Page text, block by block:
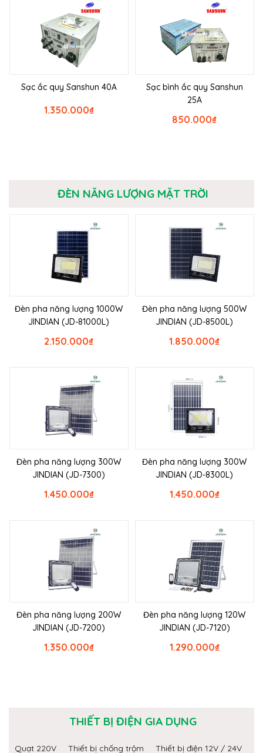
Sạc ắc quy Sanshun 40A
₫
1.350.000
Sạc bình ắc quy Sanshun
25A
₫
850.000
ĐÈN NĂNG LƯỢNG MẶT TRỜI
Đèn pha năng lượng 1000W
JINDIAN (JD-81000L)
₫
2.150.000
Đèn pha năng lượng 500W
JINDIAN (JD-8500L)
₫
1.850.000
Đèn pha năng lượng 300W
JINDIAN (JD-7300)
₫
1.450.000
Đèn pha năng lượng 300W
JINDIAN (JD-8300L)
₫
1.450.000
Đèn pha năng lượng 200W
JINDIAN (JD-7200)
₫
1.350.000
Đèn pha năng lượng 120W
JINDIAN (JD-7120)
₫
1.290.000
THIẾT BỊ ĐIỆN GIA DỤNG
Quạt 220V Thiết bị chống trộm Thiết bị điện 12V / 24V